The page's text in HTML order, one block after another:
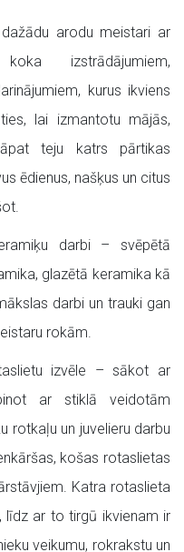
arodu meistari ar
izstrādājumiem,
kurus ikviens
lai izmantotu mājās,
teju katrs pārtikas
ēdienus, našķus un citus
darbi – svēpētā
glazētā keramika kā
darbi un trauki gan
rokām.
izvēle – sākot ar
ar stiklā veidotām
rotkaļu un juvelieru darbu
košas rotaslietas
Katra rotaslieta
ar to tirgū ikvienam ir
veikumu, rokrakstu un